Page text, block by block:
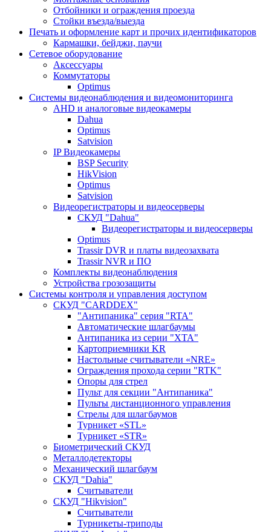
Отбойники и ограждения проезда
Стойки въезда/выезда
Печать и оформление карт и прочих идентификаторов
Кармашки, бейджи, паучи
Сетевое оборудование
Аксессуары
Коммутаторы
Optimus
Системы видеонаблюдения и видеомониторинга
AHD и аналоговые видеокамеры
Dahua
Optimus
Satvision
IP Видеокамеры
BSP Security
HikVision
Optimus
Satvision
Видеорегистраторы и видеосерверы
CКУД "Dahua"
Видеорегистраторы и видеосерверы
Optimus
Trassir DVR и платы видеозахвата
Trassir NVR и ПО
Комплекты видеонаблюдения
Устройства грозозащиты
Системы контроля и управления доступом
CКУД "CARDDEX"
"Антипаника" серия "RTA"
Автоматические шлагбаумы
Антипаника из серии "XTA"
Картоприемники KR
Настольные считыватели «NRE»
Ограждения прохода серии "RTK"
Опоры для стрел
Пульт для секции "Антипаника"
Пульты дистанционного управления
Стрелы для шлагбаумов
Турникет «STL»
Турникет «STR»
Биометрический СКУД
Металлодетекторы
Механический шлагбаум
СКУД "Dahia"
Считыватели
СКУД "Hikvision"
Считыватели
Турникеты-триподы